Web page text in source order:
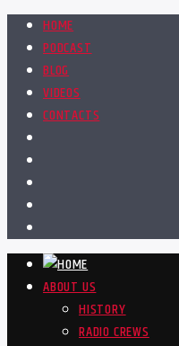
HOME
PODCAST
BLOG
VIDEOS
CONTACTS
ABOUT US
HISTORY
RADIO CREWS